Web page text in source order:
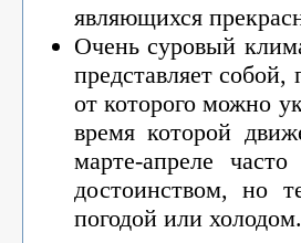
являющихся
Очень суровый
представляет
от которого можно
время которой
марте-апреле
достоинством, но
погодой или холодом.